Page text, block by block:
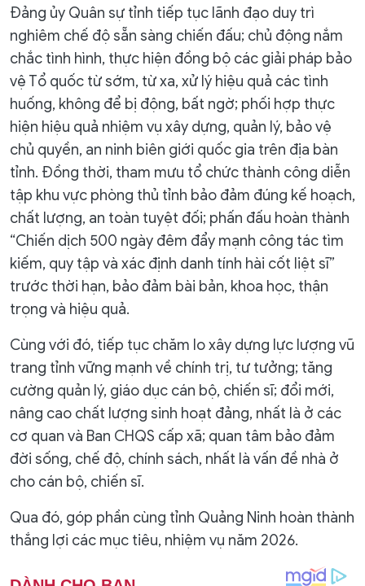
Đảng ủy Quân sự tỉnh tiếp tục lãnh đạo duy trì
nghiêm chế độ sẵn sàng chiến đấu; chủ động nắm
chắc tình hình, thực hiện đồng bộ các giải pháp bảo
vệ Tổ quốc từ sớm, từ xa, xử lý hiệu quả các tình
huống, không để bị động, bất ngờ; phối hợp thực
hiện hiệu quả nhiệm vụ xây dựng, quản lý, bảo vệ
chủ quyền, an ninh biên giới quốc gia trên địa bàn
tỉnh. Đồng thời, tham mưu tổ chức thành công diễn
tập khu vực phòng thủ tỉnh bảo đảm đúng kế hoạch,
chất lượng, an toàn tuyệt đối; phấn đấu hoàn thành
“Chiến dịch 500 ngày đêm đẩy mạnh công tác tìm
kiếm, quy tập và xác định danh tính hài cốt liệt sĩ”
trước thời hạn, bảo đảm bài bản, khoa học, thận
trọng và hiệu quả.
Cùng với đó, tiếp tục chăm lo xây dựng lực lượng vũ
trang tỉnh vững mạnh về chính trị, tư tưởng; tăng
cường quản lý, giáo dục cán bộ, chiến sĩ; đổi mới,
nâng cao chất lượng sinh hoạt đảng, nhất là ở các
cơ quan và Ban CHQS cấp xã; quan tâm bảo đảm
đời sống, chế độ, chính sách, nhất là vấn đề nhà ở
cho cán bộ, chiến sĩ.
Qua đó, góp phần cùng tỉnh Quảng Ninh hoàn thành
thắng lợi các mục tiêu, nhiệm vụ năm 2026.